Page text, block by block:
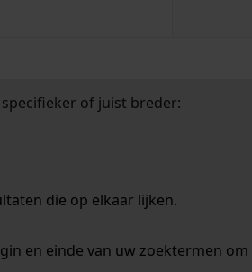
of juist breder:
die op elkaar lijken.
en einde van uw zoektermen om